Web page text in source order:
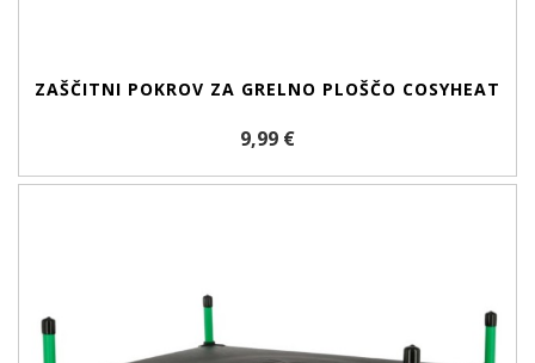
ZAŠČITNI POKROV ZA GRELNO PLOŠČO COSYHEAT
9,99 €